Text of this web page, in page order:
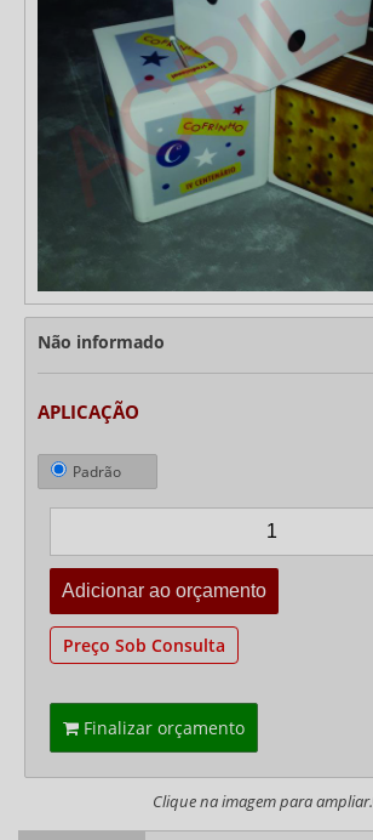
Não informado
APLICAÇÃO
Padrão
Preço Sob Consulta
Finalizar orçamento
Clique na imagem para ampliar.